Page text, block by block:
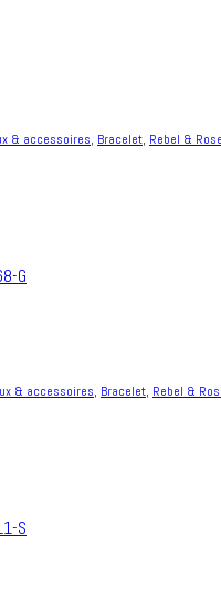
& accessoires, Bracelet, Rebel &
& accessoires, Bracelet, Rebel &